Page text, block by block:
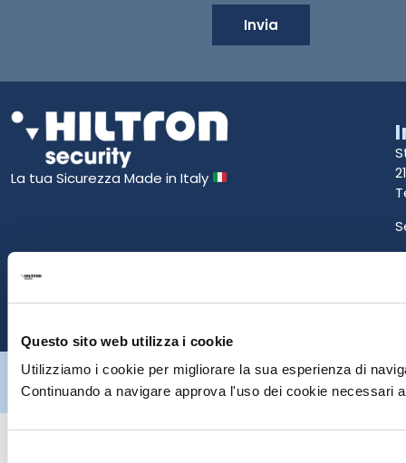
Questo sito web utilizza i cookie
Utilizziamo i cookie per migliorare la sua esperienza di
Continuando a navigare approva l'uso dei cookie necessari
Invia
La tua Sicurezza Made in Italy
Hiltron Security è distribuito in Italia da Hiltron Land S.r.l. | P.IVA
IT
07395971216 | Design by communication.it | Tutti i diritti sono
riservati